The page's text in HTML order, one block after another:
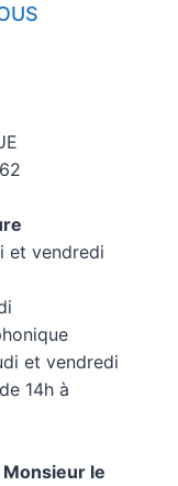
et vendredi
et vendredi
14h à
le